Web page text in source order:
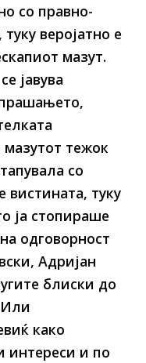
со правно-
веројатно е
мазут.
јавува
мазутот тежок
со
вистината, туку
ја стопираше
одговорност
Адријан
блиски до
како
интереси и по